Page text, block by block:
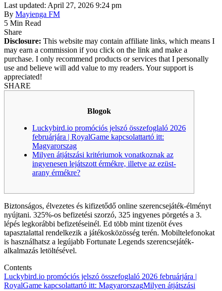
Last updated: April 27, 2026 9:24 pm
By Mayienga FM
5 Min Read
Share
Disclosure: This website may contain affiliate links, which means I
may earn a commission if you click on the link and make a
purchase. I only recommend products or services that I personally
use and believe will add value to my readers. Your support is
appreciated!
SHARE
Blogok
Luckybird.io promóciós jelszó összefoglaló 2026
februárjára | RoyalGame kapcsolattartó itt:
Magyarorszag
Milyen átjátszási kritériumok vonatkoznak az
ingyenesen lejátszott érmékre, illetve az ezüst-
arany érmékre?
Biztonságos, élvezetes és kifizetődő online szerencsejáték-élményt
nyújtani. 325%-os befizetési szorzó, 325 ingyenes pörgetés a 3.
lépés legkorábbi befizetéseinél. Ed több mint tizenöt éves
tapasztalattal rendelkezik a játékosközösség terén. Mobiltelefonokat
is használhatsz a legújabb Fortunate Legends szerencsejáték-
alkalmazás letöltésével.
Contents
Luckybird.io promóciós jelszó összefoglaló 2026 februárjára |
RoyalGame kapcsolattartó itt: MagyarorszagMilyen átjátszási